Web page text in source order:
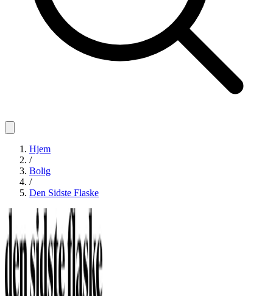
Hjem
/
Bolig
/
Den Sidste Flaske